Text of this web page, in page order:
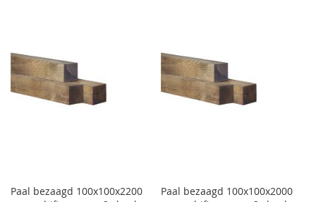
Paal bezaagd 100x100x2200
Paal bezaagd 100x100x2000